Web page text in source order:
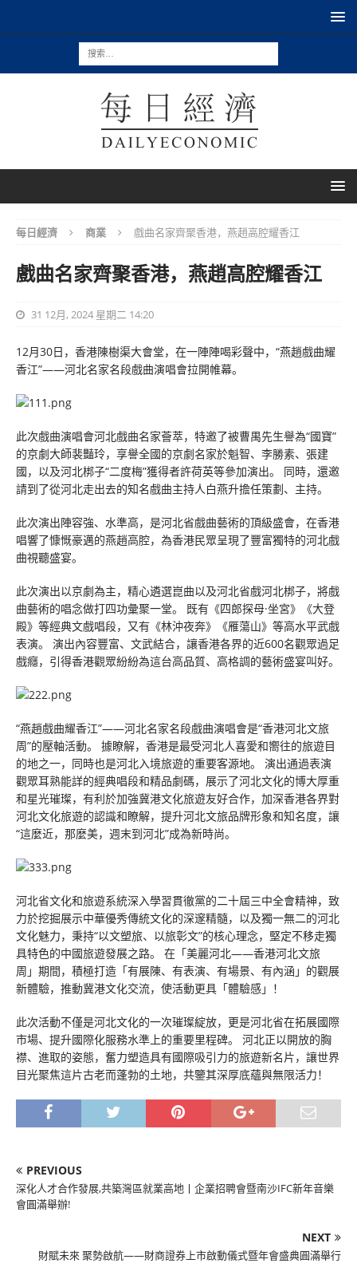
每日經濟 商業 戲曲名家齊聚香港，燕趙高腔耀香江
戲曲名家齊聚香港，燕趙高腔耀香江
31 12月, 2024 星期二 14:20
12月30日，香港陳樹渠大會堂，在一陣陣喝彩聲中，“燕趙戲曲耀
香江”——河北名家名段戲曲演唱會拉開帷幕。
此次戲曲演唱會河北戲曲名家薈萃，特邀了被曹禺先生譽為“國寶”
的京劇大師裴豔玲，享譽全國的京劇名家於魁智、李勝素、張建
國，以及河北梆子“二度梅”獲得者許荷英等參加演出。 同時，還邀
請到了從河北走出去的知名戲曲主持人白燕升擔任策劃、主持。
此次演出陣容強、水準高，是河北省戲曲藝術的頂級盛會，在香港
唱響了慷慨豪邁的燕趙高腔，為香港民眾呈現了豐富獨特的河北戲
曲視聽盛宴。
此次演出以京劇為主，精心遴選崑曲以及河北省戲河北梆子，將戲
曲藝術的唱念做打四功彙聚一堂。 既有《四郎探母·坐宮》《大登
殿》等經典文戲唱段，又有《林沖夜奔》《雁蕩山》等高水平武戲
表演。 演出內容豐富、文武結合，讓香港各界的近600名觀眾過足
戲癮，引得香港觀眾紛紛為這台高品質、高格調的藝術盛宴叫好。
“燕趙戲曲耀香江”——河北名家名段戲曲演唱會是“香港河北文旅
周”的壓軸活動。 據瞭解，香港是最受河北人喜愛和嚮往的旅遊目
的地之一，同時也是河北入境旅遊的重要客源地。 演出通過表演
觀眾耳熟能詳的經典唱段和精品劇碼，展示了河北文化的博大厚重
和星光璀璨，有利於加強冀港文化旅遊友好合作，加深香港各界對
河北文化旅遊的認識和瞭解，提升河北文旅品牌形象和知名度，讓
“這麼近，那麼美，週末到河北”成為新時尚。
河北省文化和旅遊系統深入學習貫徹黨的二十屆三中全會精神，致
力於挖掘展示中華優秀傳統文化的深邃精髓，以及獨一無二的河北
文化魅力，秉持“以文塑旅、以旅彰文”的核心理念，堅定不移走獨
具特色的中國旅遊發展之路。 在「美麗河北——香港河北文旅
周」期間，積極打造「有展陳、有表演、有場景、有內涵」的觀展
新體驗，推動冀港文化交流，使活動更具「體驗感」！
此次活動不僅是河北文化的一次璀璨綻放，更是河北省在拓展國際
市場、提升國際化服務水準上的重要里程碑。 河北正以開放的胸
襟、進取的姿態，奮力塑造具有國際吸引力的旅遊新名片，讓世界
目光聚焦這片古老而蓬勃的土地，共鑒其深厚底蘊與無限活力！
PREVIOUS
​深化人才合作發展,共築灣區就業高地丨企業招聘會暨南沙IFC新年音樂
會圓滿舉辦!
NEXT
財賦未來 聚勢啟航——財商證券上市啟動儀式暨年會盛典圓滿舉行